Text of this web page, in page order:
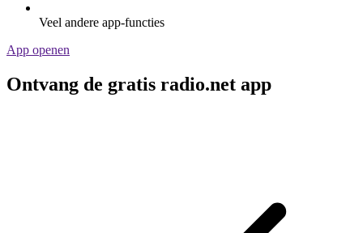
Veel andere app-functies
App openen
Ontvang de gratis radio.net app